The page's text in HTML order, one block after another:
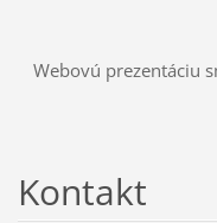
Webovú prezentáciu
Kontakt